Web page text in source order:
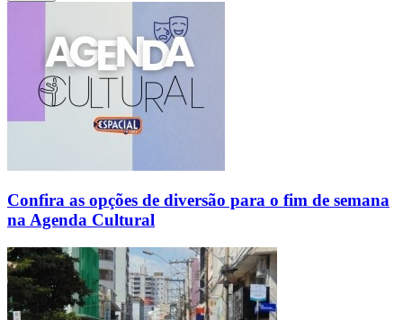
Confira as opções de diversão para o fim de semana
na Agenda Cultural